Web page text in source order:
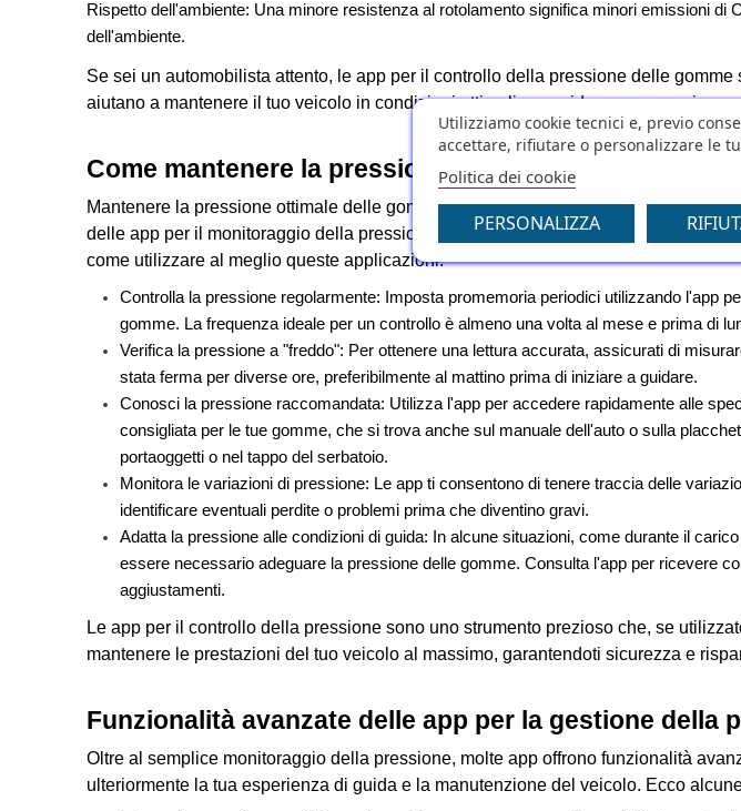
Rispetto dell'ambiente: Una minore resistenza al rotolamento significa minori emissioni di
dell'ambiente.
Se sei un automobilista attento, le app per il controllo della pressione delle
aiutano a mantenere il tuo veicolo in condizioni ottimali e a guidare con maggiore
Come mantenere la pressione delle gomme ottimale
Mantenere la pressione ottimale delle gomme è fondamentale per la sicurezza e
delle app per il monitoraggio della pressione, questo compito è diventato più
come utilizzare al meglio queste applicazioni:
Controlla la pressione regolarmente: Imposta promemoria periodici utilizzando l'app
gomme. La frequenza ideale per un controllo è almeno una volta al mese e prima di
Verifica la pressione a "freddo": Per ottenere una lettura accurata, assicurati di
stata ferma per diverse ore, preferibilmente al mattino prima di iniziare a guidare.
Conosci la pressione raccomandata: Utilizza l'app per accedere rapidamente alle
consigliata per le tue gomme, che si trova anche sul manuale dell'auto o sulla
portaoggetti o nel tappo del serbatoio.
Monitora le variazioni di pressione: Le app ti consentono di tenere traccia delle
identificare eventuali perdite o problemi prima che diventino gravi.
Adatta la pressione alle condizioni di guida: In alcune situazioni, come durante il
essere necessario adeguare la pressione delle gomme. Consulta l'app per ricevere
aggiustamenti.
Le app per il controllo della pressione sono uno strumento prezioso che, se
mantenere le prestazioni del tuo veicolo al massimo, garantendoti sicurezza e
Funzionalità avanzate delle app per la gestione della
Oltre al semplice monitoraggio della pressione, molte app offrono funzionalità
ulteriormente la tua esperienza di guida e la manutenzione del veicolo. Ecco
Utilizziamo cookie tecnici e, previo
accettare, rifiutare o personalizzare le
Politica dei cookie
PERSONALIZZA